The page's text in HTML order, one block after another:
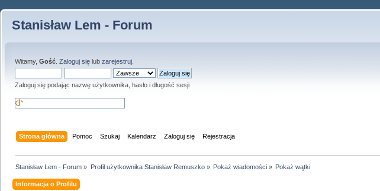
Stanisław Lem - Forum
Witamy, Gość Zaloguj się lub zarejestruj
Zaloguj się podając nazwę użytkownika, hasło i długość sesji
Strona główna Pomoc Szukaj Kalendarz Zaloguj się Rejestracja
Stanisław Lem - Forum » Profil użytkownika Stanisław Remuszko» Pokaż wiadomości» Pokaż wątki
Informacja o Profilu